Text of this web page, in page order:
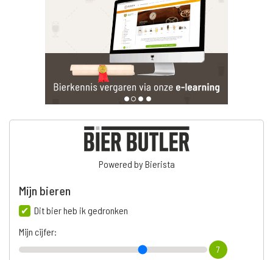
Powered by Bierista
Mijn bieren
Dit bier heb ik gedronken
Mijn cijfer:
7